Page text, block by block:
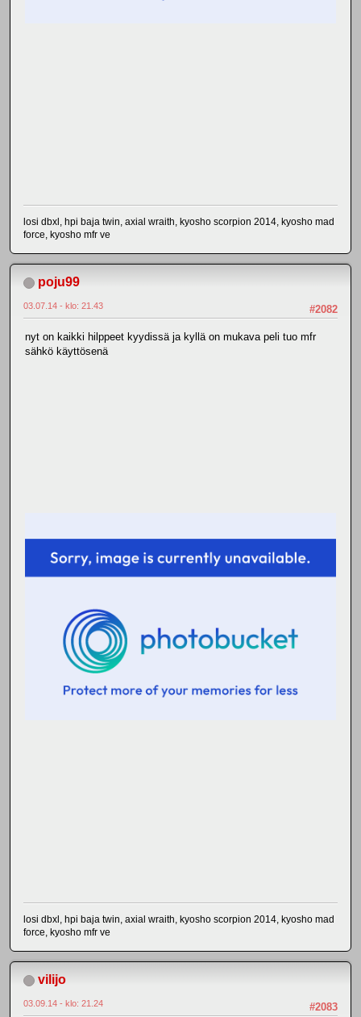
losi dbxl, hpi baja twin, axial wraith, kyosho scorpion 2014, kyosho mad
force, kyosho mfr ve
poju99
#2082
03.07.14 - klo: 21.43
nyt on kaikki hilppeet kyydissä ja kyllä on mukava peli tuo mfr
sähkö käyttösenä
losi dbxl, hpi baja twin, axial wraith, kyosho scorpion 2014, kyosho mad
force, kyosho mfr ve
vilijo
#2083
03.09.14 - klo: 21.24